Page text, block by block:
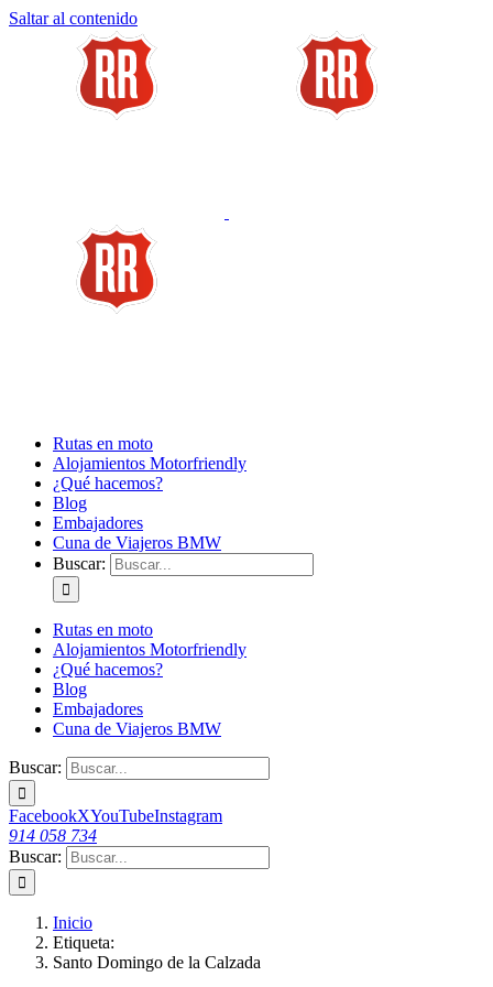
Saltar al contenido
Rutas en moto
Alojamientos Motorfriendly
¿Qué hacemos?
Blog
Embajadores
Cuna de Viajeros BMW
Buscar:
Rutas en moto
Alojamientos Motorfriendly
¿Qué hacemos?
Blog
Embajadores
Cuna de Viajeros BMW
Buscar:
FacebookXYouTubeInstagram
914 058 734
Buscar:
Inicio
Etiqueta:
Santo Domingo de la Calzada